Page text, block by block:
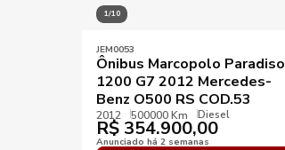
1/10
JEM0053
Ônibus Marcopolo Paradiso
1200 G7 2012 Mercedes-
Benz O500 RS COD.53
2012 500000 Km Diesel
R$ 354.900,00
Anunciado há 2 semanas